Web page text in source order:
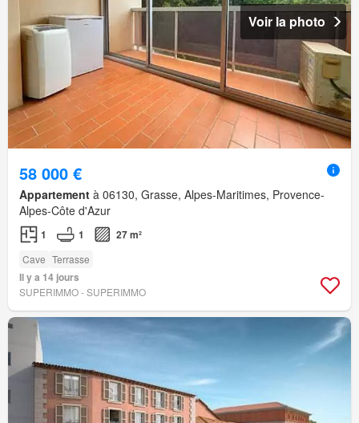
Voir la photo
58 000 €
Appartement à 06130, Grasse, Alpes-Maritimes, Provence-
Alpes-Côte d'Azur
1 1 27 m²
Cave Terrasse
Il y a 14 jours
SUPERIMMO - SUPERIMMO